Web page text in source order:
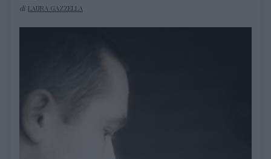
di LAURA GAZZELLA